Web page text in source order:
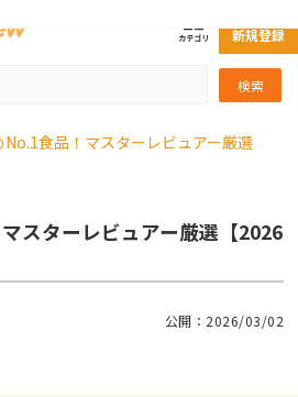
検索
新規登録
No.1食品！マスターレビュアー厳選
スターレビュアー厳選【2026
公開：2026/03/02